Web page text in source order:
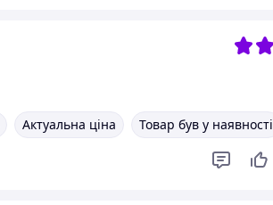
Актуальна ціна Товар був у наявності